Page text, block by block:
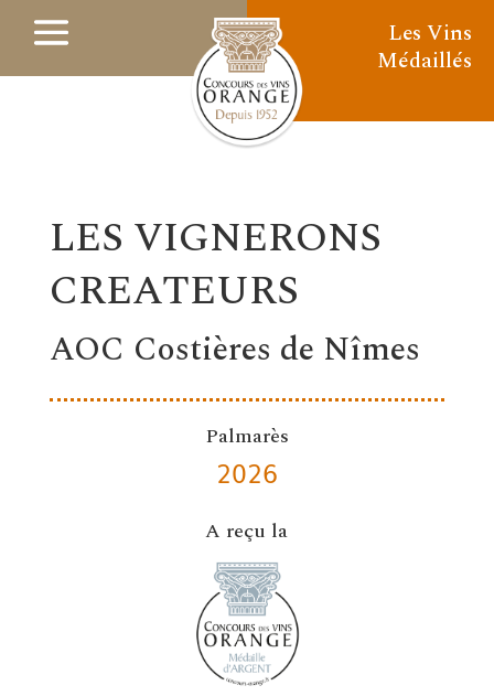
Les Vins
Médaillés
LES VIGNERONS
CREATEURS
AOC Costières de Nîmes
Palmarès
2026
A reçu la